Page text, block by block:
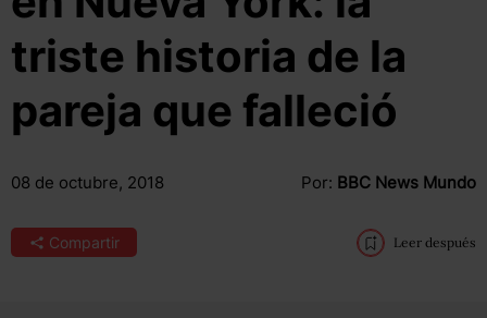
triste historia de la
pareja que falleció
08 de octubre, 2018 Por: BBC News Mundo
Compartir Leer después